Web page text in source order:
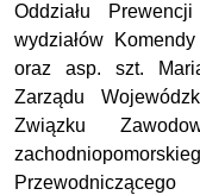
Oddziału
wydziałów
oraz asp. szt.
Zarządu
Związku